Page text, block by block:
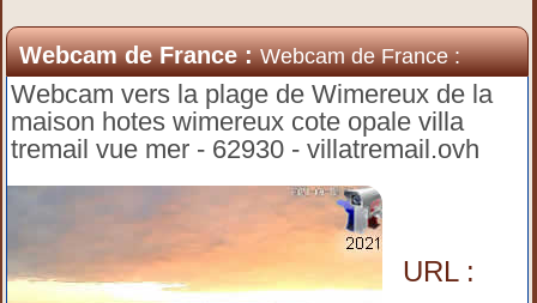
Webcam de France :Webcam de France :
Wimereux
Webcam vers la plage de Wimereux de la
maison hotes wimereux cote opale villa
tremail vue mer - 62930 - villatremail.ovh
URL :